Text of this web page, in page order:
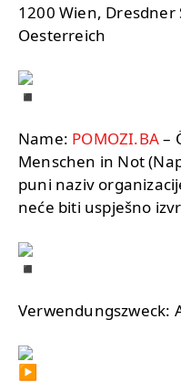
1200 Wien, Dresdner
Oesterreich
Name: POMOZI.BA–
Menschen in Not
puni naziv
neće biti uspješno
Verwendungszweck: